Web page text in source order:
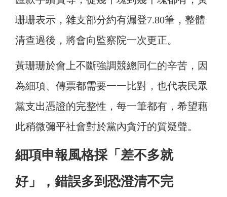
珊珊表示，雜支部分約有漏登7.80筆，整體
清查過後，將會向監察院一次更正。
黃珊珊於會上不斷強調競總同仁的辛苦，因
為細項、傳票都需要一一比對，也代表民眾
黨支出憑證的完整性，每一筆都有，希望藉
此稍微彌平社會對於黨內貪汙的質疑聲。
細項申報風格採「差不多就
好」，錯誤多到恐澄清不完